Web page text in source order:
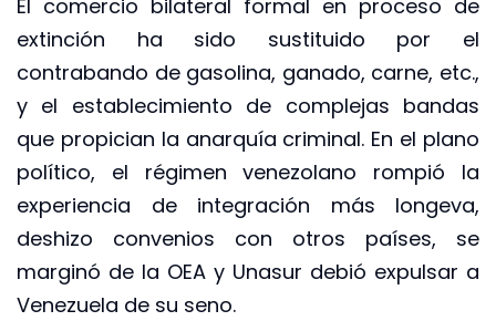
El comercio bilateral formal en proceso de
extinción ha sido sustituido por el
contrabando de gasolina, ganado, carne, etc.,
y el establecimiento de complejas bandas
que propician la anarquía criminal. En el plano
político, el régimen venezolano rompió la
experiencia de integración más longeva,
deshizo convenios con otros países, se
marginó de la OEA y Unasur debió expulsar a
Venezuela de su seno.